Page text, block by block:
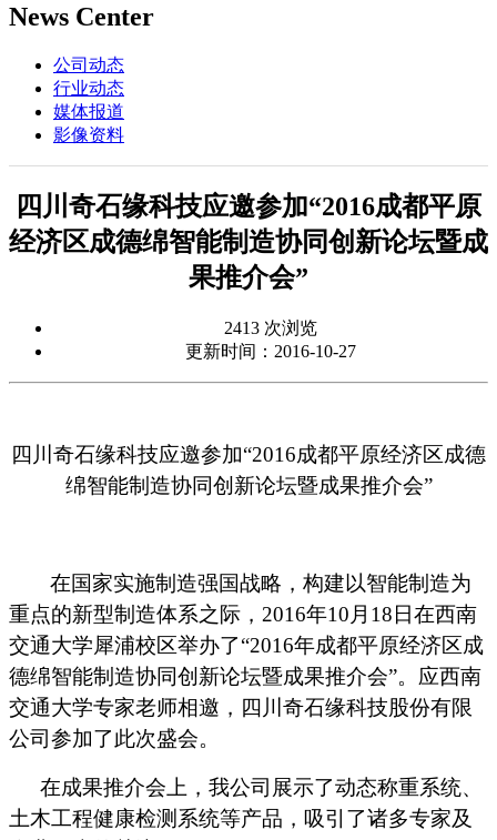
News Center
公司动态
行业动态
媒体报道
影像资料
四川奇石缘科技应邀参加“2016成都平原
经济区成德绵智能制造协同创新论坛暨成
果推介会”
2413 次浏览
更新时间：2016-10-27
四川奇石缘科技应邀参加“2016成都平原经济区成德
绵智能制造协同创新论坛暨成果推介会”
在国家实施制造强国战略，构建以智能制造为
重点的新型制造体系之际， 2016年10 月 18日在西南
交通大学犀浦校区举办了“2016年成都平原经济区成
德绵智能制造协同创新论坛暨成果推介会”。应西南
交通大学专家老师相邀，四川奇石缘科技股份有限
公司参加了此次盛会。
在成果推介会上，我公司展示了动态称重系统、
土木工程健康检测系统等产品，吸引了诸多专家及